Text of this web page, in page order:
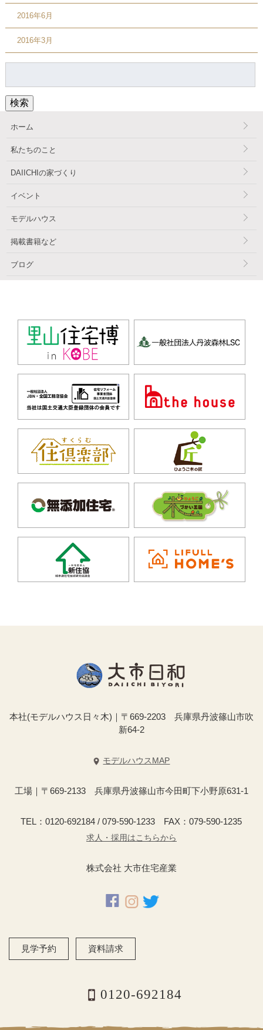
2016年6月
2016年3月
検索
ホーム
私たちのこと
DAIICHIの家づくり
イベント
モデルハウス
掲載書籍など
ブログ
本社(モデルハウス日々木)｜〒669-2203 兵庫県丹波篠山市吹
新64-2
モデルハウスMAP
工場｜〒669-2133 兵庫県丹波篠山市今田町下小野原631-1
TEL：0120-692184 / 079-590-1233 FAX：079-590-1235
求人・採用はこちらから
株式会社 大市住宅産業
見学予約 資料請求
0120-692184